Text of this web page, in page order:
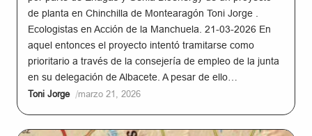
de planta en Chinchilla de Montearagón Toni Jorge .
Ecologistas en Acción de la Manchuela. 21-03-2026 En
aquel entonces el proyecto intentó tramitarse como
prioritario a través de la consejería de empleo de la junta
en su delegación de Albacete. A pesar de ello…
Toni Jorge /marzo 21, 2026